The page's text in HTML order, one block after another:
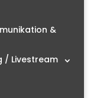
&
/ Livestream